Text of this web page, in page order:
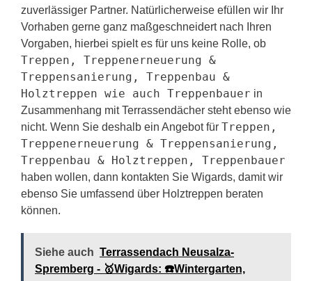
zuverlässiger Partner. Natürlicherweise efüllen wir Ihr
Vorhaben gerne ganz maßgeschneidert nach Ihren
Vorgaben, hierbei spielt es für uns keine Rolle, ob
Treppen, Treppenerneuerung &
Treppensanierung, Treppenbau &
Holztreppen wie auch Treppenbauer in
Zusammenhang mit Terrassendächer steht ebenso wie
nicht. Wenn Sie deshalb ein Angebot für Treppen,
Treppenerneuerung & Treppensanierung,
Treppenbau & Holztreppen, Treppenbauer
haben wollen, dann kontakten Sie Wigards, damit wir
ebenso Sie umfassend über Holztreppen beraten
können.
Siehe auch Terrassendach Neusalza-
Spremberg - 🥇Wigards: ☎️Wintergarten,